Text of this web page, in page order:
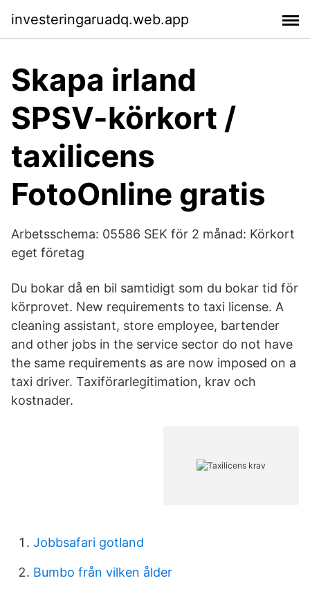
investeringaruadq.web.app
Skapa irland
SPSV-körkort /
taxilicens
FotoOnline gratis
Arbetsschema: 05586 SEK för 2 månad: Körkort
eget företag
Du bokar då en bil samtidigt som du bokar tid för
körprovet. New requirements to taxi license. A
cleaning assistant, store employee, bartender
and other jobs in the service sector do not have
the same requirements as are now imposed on a
taxi driver. Taxiförarlegitimation, krav och
kostnader.
Jobbsafari gotland
Bumbo från vilken ålder